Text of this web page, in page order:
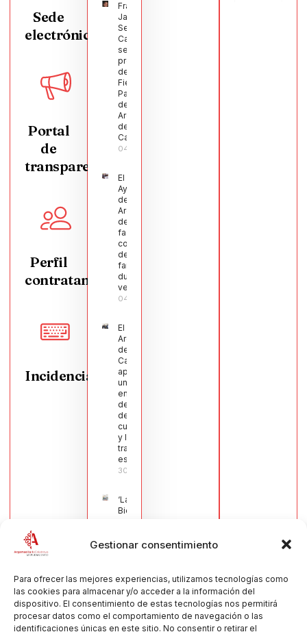
Gestionar consentimiento
Para ofrecer las mejores experiencias, utilizamos tecnologías como
las cookies para almacenar y/o acceder a la información del
dispositivo. El consentimiento de estas tecnologías nos permitirá
procesar datos como el comportamiento de navegación o las
identificaciones únicas en este sitio. No consentir o retirar el
Sede
electrónica
Portal
de
transparencia
Perfil
contratante
Incidencias
Francisco
Javier
Segura
Castellanos
será el
pregonero
de las
Fiestas
Patronales
de
Argamasilla
de
Calatrava
04/08/2026
El
Ayuntamiento
de
Argamasilla
de Calatrava
facilita la
conciliación
de 200
familias
durante el
verano
04/08/2026
El Pleno de
Argamasilla
de
Calatrava
aprueba
una moción
en defensa
del sector
de la
cuchillería
y la navaja
tradicional
española
30/07/2026
‘La
Bienvenida’,
estampa de
de la Virgen
Muñoz
Muñoz,
anuncia las
Fiestas
Patronales